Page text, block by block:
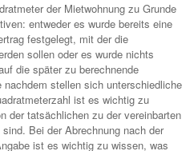
der Mietwohnung zu Grunde
entweder es wurde bereits eine
festgelegt, mit der die
sollen oder es wurde nichts
die später zu berechnende
stellen sich unterschiedliche
ist es wichtig zu
der tatsächlichen zu der vereinbarten
Bei der Abrechnung nach der
ist es wichtig zu wissen, was